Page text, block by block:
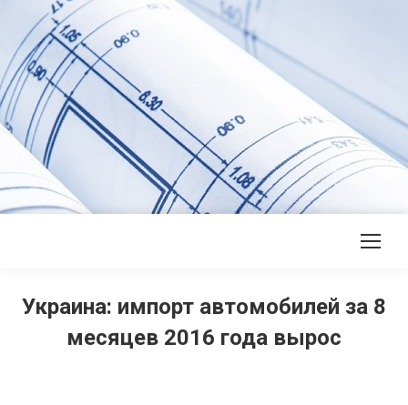
Украина: импорт автомобилей за 8
месяцев 2016 года вырос